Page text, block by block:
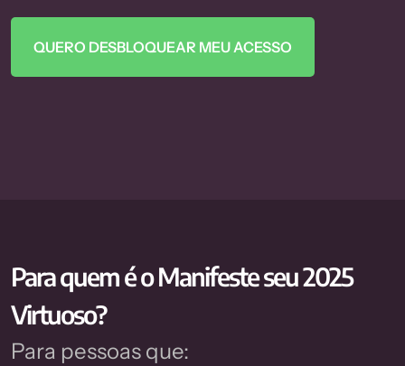
QUERO DESBLOQUEAR MEU ACESSO
Para quem é o Manifeste seu 2025
Virtuoso?
Para pessoas que: